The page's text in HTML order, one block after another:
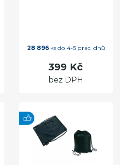
28 896ks do 4-5 prac. dnů
399 Kč
bez DPH